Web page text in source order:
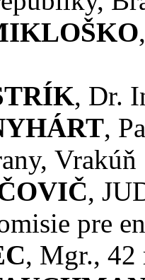
, Dr.
,
Vrakúň
,
pre
, Mgr.,